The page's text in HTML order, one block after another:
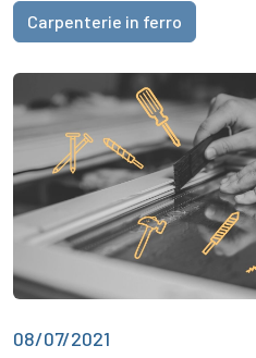
Carpenterie in ferro
08/07/2021